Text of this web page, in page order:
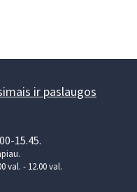
ir paslaugos
15.45.
val. - 12.00 val.